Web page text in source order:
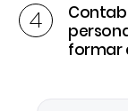
formar